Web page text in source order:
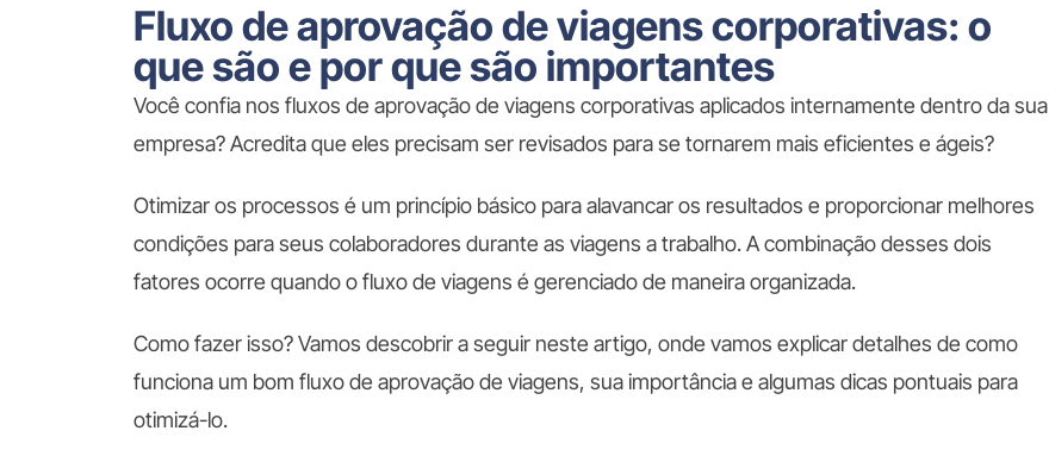
Fluxo de aprovação de viagens corporativas: o
que são e por que são importantes
Você confia nos fluxos de aprovação de viagens corporativas aplicados internamente dentro da sua
empresa? Acredita que eles precisam ser revisados para se tornarem mais eficientes e ágeis?
Otimizar os processos é um princípio básico para alavancar os resultados e proporcionar melhores
condições para seus colaboradores durante as viagens a trabalho. A combinação desses dois
fatores ocorre quando o fluxo de viagens é gerenciado de maneira organizada.
Como fazer isso? Vamos descobrir a seguir neste artigo, onde vamos explicar detalhes de como
funciona um bom fluxo de aprovação de viagens, sua importância e algumas dicas pontuais para
otimizá-lo.